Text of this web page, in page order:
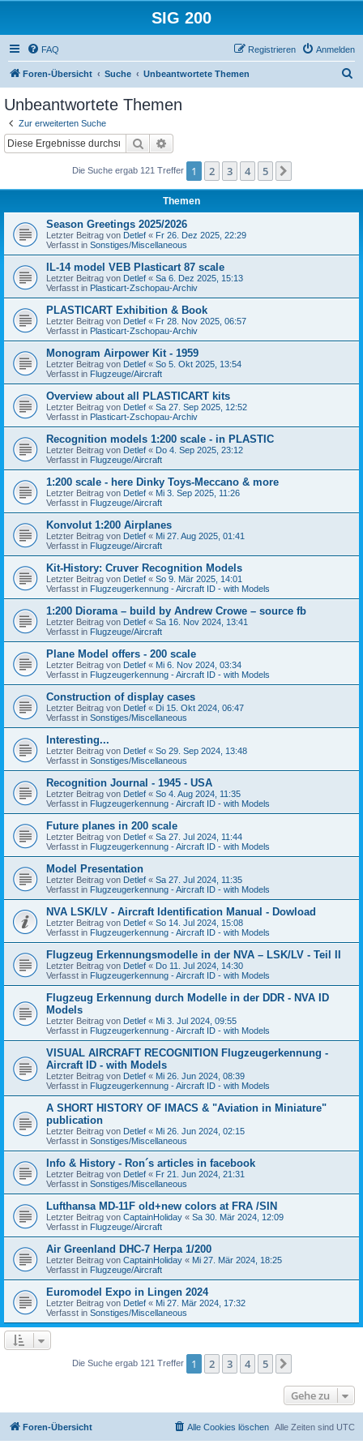
SIG 200
FAQ Anmelden
Registrieren
Foren-Übersicht Suche Unbeantwortete Themen
Unbeantwortete Themen
Zur erweiterten Suche
Suche
Die Suche ergab 121 Treffer 1 2 3 4 5
Themen
Season Greetings 2025/2026
Letzter Beitrag von Detlef « Fr 26. Dez 2025, 22:29
Verfasst in Sonstiges/Miscellaneous
IL-14 model VEB Plasticart 87 scale
Letzter Beitrag von Detlef « Sa 6. Dez 2025, 15:13
Verfasst in Plasticart-Zschopau-Archiv
PLASTICART Exhibition & Book
Letzter Beitrag von Detlef « Fr 28. Nov 2025, 06:57
Verfasst in Plasticart-Zschopau-Archiv
Monogram Airpower Kit - 1959
Letzter Beitrag von Detlef « So 5. Okt 2025, 13:54
Verfasst in Flugzeuge/Aircraft
Overview about all PLASTICART kits
Letzter Beitrag von Detlef « Sa 27. Sep 2025, 12:52
Verfasst in Plasticart-Zschopau-Archiv
Recognition models 1:200 scale - in PLASTIC
Letzter Beitrag von Detlef « Do 4. Sep 2025, 23:12
Verfasst in Flugzeuge/Aircraft
1:200 scale - here Dinky Toys-Meccano & more
Letzter Beitrag von Detlef « Mi 3. Sep 2025, 11:26
Verfasst in Flugzeuge/Aircraft
Konvolut 1:200 Airplanes
Letzter Beitrag von Detlef « Mi 27. Aug 2025, 01:41
Verfasst in Flugzeuge/Aircraft
Kit-History: Cruver Recognition Models
Letzter Beitrag von Detlef « So 9. Mär 2025, 14:01
Verfasst in Flugzeugerkennung - Aircraft ID - with Models
1:200 Diorama – build by Andrew Crowe – source fb
Letzter Beitrag von Detlef « Sa 16. Nov 2024, 13:41
Verfasst in Flugzeuge/Aircraft
Plane Model offers - 200 scale
Letzter Beitrag von Detlef « Mi 6. Nov 2024, 03:34
Verfasst in Flugzeugerkennung - Aircraft ID - with Models
Construction of display cases
Letzter Beitrag von Detlef « Di 15. Okt 2024, 06:47
Verfasst in Sonstiges/Miscellaneous
Interesting...
Letzter Beitrag von Detlef « So 29. Sep 2024, 13:48
Verfasst in Sonstiges/Miscellaneous
Recognition Journal - 1945 - USA
Letzter Beitrag von Detlef « So 4. Aug 2024, 11:35
Verfasst in Flugzeugerkennung - Aircraft ID - with Models
Future planes in 200 scale
Letzter Beitrag von Detlef « Sa 27. Jul 2024, 11:44
Verfasst in Flugzeugerkennung - Aircraft ID - with Models
Model Presentation
Letzter Beitrag von Detlef « Sa 27. Jul 2024, 11:35
Verfasst in Flugzeugerkennung - Aircraft ID - with Models
NVA LSK/LV - Aircraft Identification Manual - Dowload
Letzter Beitrag von Detlef « So 14. Jul 2024, 15:08
Verfasst in Flugzeugerkennung - Aircraft ID - with Models
Flugzeug Erkennungsmodelle in der NVA – LSK/LV - Teil II
Letzter Beitrag von Detlef « Do 11. Jul 2024, 14:30
Verfasst in Flugzeugerkennung - Aircraft ID - with Models
Flugzeug Erkennung durch Modelle in der DDR - NVA ID
Models
Letzter Beitrag von Detlef « Mi 3. Jul 2024, 09:55
Verfasst in Flugzeugerkennung - Aircraft ID - with Models
VISUAL AIRCRAFT RECOGNITION Flugzeugerkennung -
Aircraft ID - with Models
Letzter Beitrag von Detlef « Mi 26. Jun 2024, 08:39
Verfasst in Flugzeugerkennung - Aircraft ID - with Models
A SHORT HISTORY OF IMACS & "Aviation in Miniature"
publication
Letzter Beitrag von Detlef « Mi 26. Jun 2024, 02:15
Verfasst in Sonstiges/Miscellaneous
Info & History - Ron´s articles in facebook
Letzter Beitrag von Detlef « Fr 21. Jun 2024, 21:31
Verfasst in Sonstiges/Miscellaneous
Lufthansa MD-11F old+new colors at FRA /SIN
Letzter Beitrag von CaptainHoliday « Sa 30. Mär 2024, 12:09
Verfasst in Flugzeuge/Aircraft
Air Greenland DHC-7 Herpa 1/200
Letzter Beitrag von CaptainHoliday « Mi 27. Mär 2024, 18:25
Verfasst in Flugzeuge/Aircraft
Euromodel Expo in Lingen 2024
Letzter Beitrag von Detlef « Mi 27. Mär 2024, 17:32
Verfasst in Sonstiges/Miscellaneous
Die Suche ergab 121 Treffer 1 2 3 4 5
Gehe zu
Foren-Übersicht Alle Zeiten sind UTC
Alle Cookies löschen